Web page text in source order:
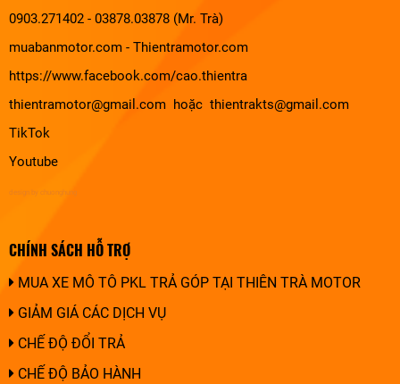
0903.271402 - 03878.03878 (Mr. Trà)
muabanmotor.com - Thientramotor.com
https://www.facebook.com/cao.thientra
thientramotor@gmail.com hoặc thientrakts@gmail.com
TikTok
Youtube
design by chuonghung
CHÍNH SÁCH HỖ TRỢ
MUA XE MÔ TÔ PKL TRẢ GÓP TẠI THIÊN TRÀ MOTOR
GIẢM GIÁ CÁC DỊCH VỤ
CHẾ ĐỘ ĐỔI TRẢ
CHẾ ĐỘ BẢO HÀNH